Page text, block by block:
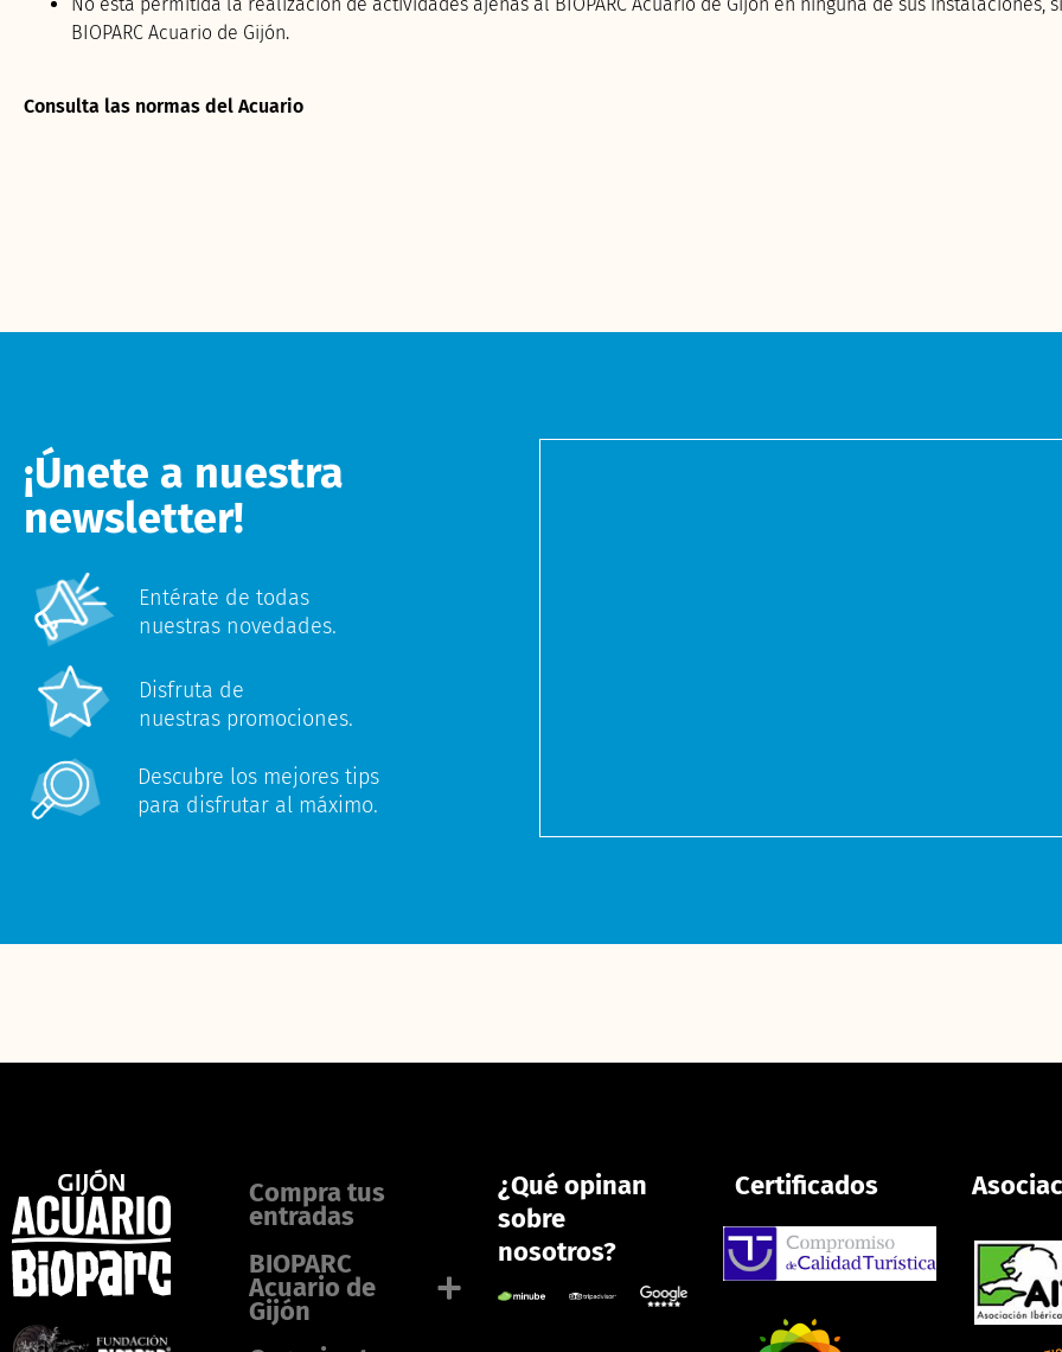
BIOPARC Acuario de Gijón.
Consulta las normas del Acuario
¡Únete a nuestra
newsletter!
Entérate de todas
nuestras novedades.
Disfruta de
nuestras promociones.
Descubre los mejores tips
para disfrutar al máximo.
Compra tus
entradas
BIOPARC
Acuario de
Gijón
¿Qué opinan
sobre
nosotros?
Certificados